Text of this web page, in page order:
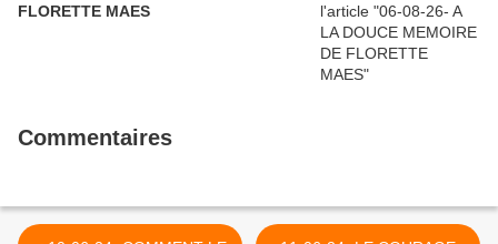
FLORETTE MAES
Commentaires